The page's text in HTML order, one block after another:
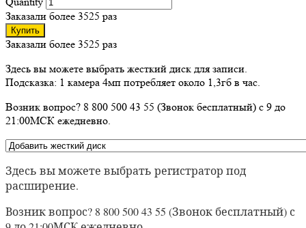
Заказали более 3525 раз
Купить
Заказали более 3525 раз
Здесь вы можете выбрать жесткий диск для записи.
Подсказка: 1 камера 4мп потребляет около 1,3гб в час.
Возник вопрос? 8 800 500 43 55 (Звонок бесплатный) с 9 до
21:00МСК ежедневно.
Здесь вы можете выбрать регистратор под
расширение.
Возник вопрос? 8 800 500 43 55 (Звонок бесплатный) с